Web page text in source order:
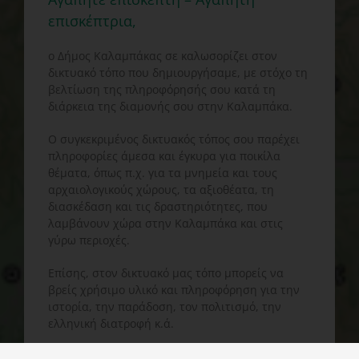
επισκέπτρια,
o Δήμος Καλαμπάκας σε καλωσορίζει στον
δικτυακό τόπο που δημιουργήσαμε, με στόχο τη
βελτίωση της πληροφόρησής σου κατά τη
διάρκεια της διαμονής σου στην Καλαμπάκα.
Ο συγκεκριμένος δικτυακός τόπος σου παρέχει
πληροφορίες άμεσα και έγκυρα για ποικίλα
θέματα, όπως π.χ. για τα μνημεία και τους
αρχαιολογικούς χώρους, τα αξιοθέατα, τη
διασκέδαση και τις δραστηριότητες, που
λαμβάνουν χώρα στην Καλαμπάκα και στις
γύρω περιοχές.
Επίσης, στον δικτυακό μας τόπο μπορείς να
βρείς χρήσιμο υλικό και πληροφόρηση για την
ιστορία, την παράδοση, τον πολιτισμό, την
ελληνική διατροφή κ.ά.